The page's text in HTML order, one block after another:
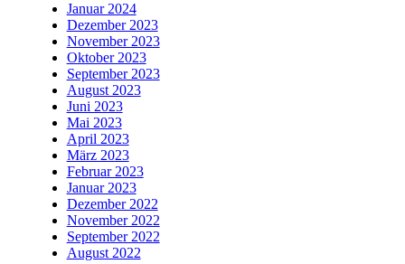
Januar 2024
Dezember 2023
November 2023
Oktober 2023
September 2023
August 2023
Juni 2023
Mai 2023
April 2023
März 2023
Februar 2023
Januar 2023
Dezember 2022
November 2022
September 2022
August 2022